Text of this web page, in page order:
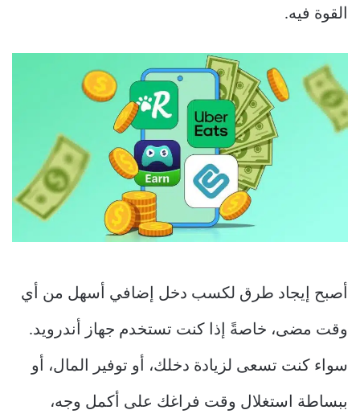
القوة فيه.
أصبح إيجاد طرق لكسب دخل إضافي أسهل من أي
وقت مضى، خاصةً إذا كنت تستخدم جهاز أندرويد.
سواء كنت تسعى لزيادة دخلك، أو توفير المال، أو
ببساطة استغلال وقت فراغك على أكمل وجه،